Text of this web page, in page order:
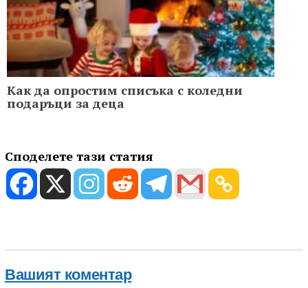
Как да опростим списъка с коледни
подаръци за деца
Споделете тази статия
Вашият коментар